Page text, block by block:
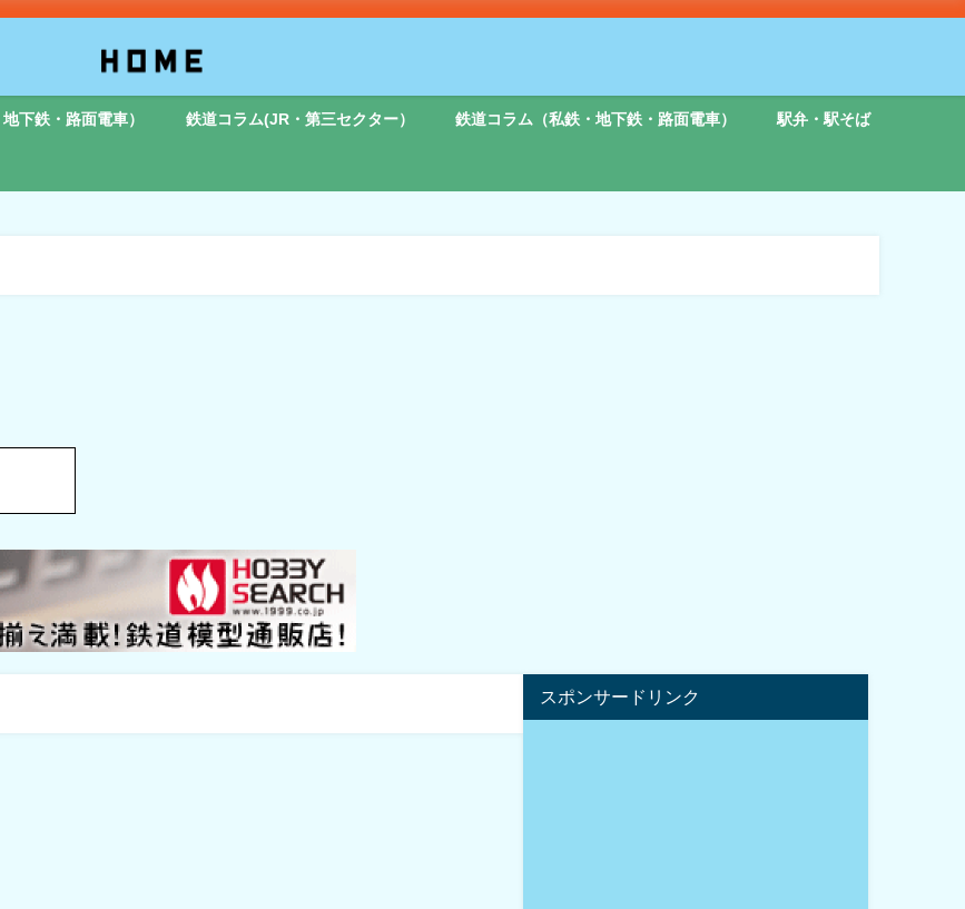
下鉄・路面電車） 鉄道コラム(JR・第三セクター） 鉄道コラム（私鉄・地下鉄・路面電車） 駅弁・駅そば
スポンサードリンク